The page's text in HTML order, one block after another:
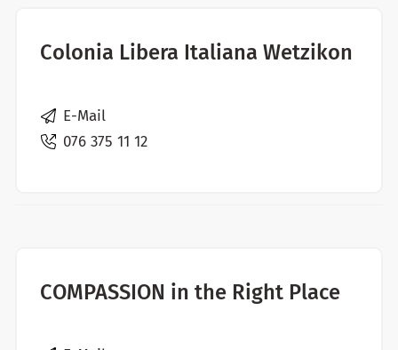
Colonia Libera Italiana Wetzikon
E-Mail
076 375 11 12
COMPASSION in the Right Place